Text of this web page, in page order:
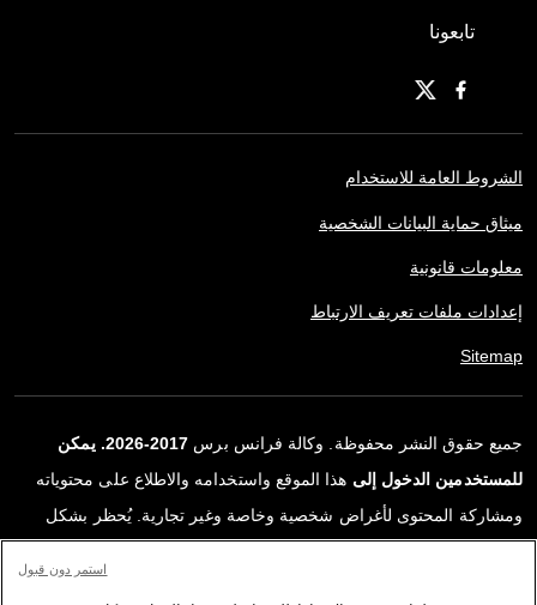
تابعونا
الشروط العامة للاستخدام
ميثاق حماية البيانات الشخصية
معلومات قانونية
إعدادات ملفات تعريف الارتباط
Sitemap
جميع حقوق النشر محفوظة. وكالة فرانس برس
2017-2026. يمكن
للمستخدمين الدخول إلى هذا الموقع واستخدامه والاطلاع على محتوياته
ومشاركة المحتوى لأغراض شخصية وخاصة وغير تجارية. يُحظر بشكل
استمر دون قبول